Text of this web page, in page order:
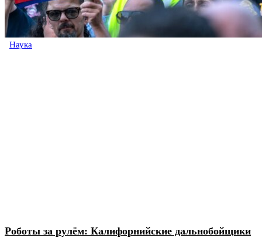
Наука
Роботы за рулём: Калифорнийские дальнобойщики